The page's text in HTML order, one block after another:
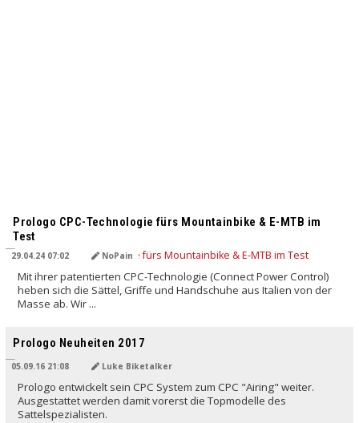
Prologo CPC-Technologie fürs Mountainbike & E-MTB im
Test
29.04.24 07:02 NoPain
Mit ihrer patentierten CPC-Technologie (Connect Power Control)
heben sich die Sättel, Griffe und Handschuhe aus Italien von der
Masse ab. Wir ...
Prologo Neuheiten 2017
05.09.16 21:08 Luke Biketalker
Prologo entwickelt sein CPC System zum CPC "Airing" weiter.
Ausgestattet werden damit vorerst die Topmodelle des
Sattelspezialisten.